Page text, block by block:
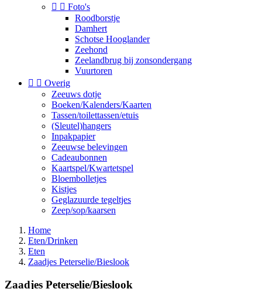
  Foto's
Roodborstje
Damhert
Schotse Hooglander
Zeehond
Zeelandbrug bij zonsondergang
Vuurtoren
  Overig
Zeeuws dotje
Boeken/Kalenders/Kaarten
Tassen/toilettassen/etuis
(Sleutel)hangers
Inpakpapier
Zeeuwse belevingen
Cadeaubonnen
Kaartspel/Kwartetspel
Bloembolletjes
Kistjes
Geglazuurde tegeltjes
Zeep/sop/kaarsen
Home
Eten/Drinken
Eten
Zaadjes Peterselie/Bieslook
Zaadjes Peterselie/Bieslook